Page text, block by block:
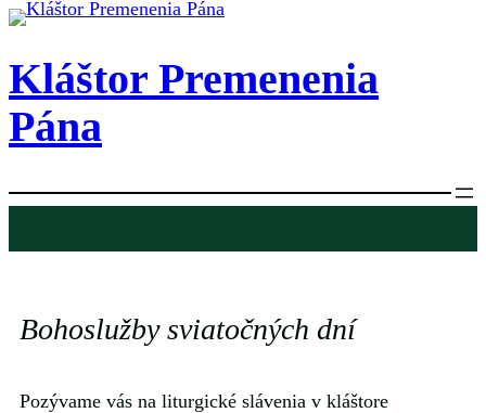
Prejsť
obsah
Kláštor Premenenia
Pána
Bohoslužby sviatočných dní
Pozývame vás na liturgické slávenia v kláštore